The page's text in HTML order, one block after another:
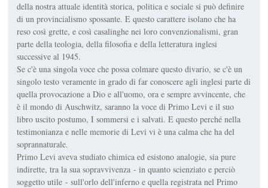
della nostra attuale identità storica, politica e sociale si può definire
di un provincialismo spossante. E questo carattere isolano che ha
reso così grette, e così casalinghe nei loro convenzionalismi, gran
parte della teologia, della filosofia e della letteratura inglesi
successive al 1945.
Se c'è una singola voce che possa colmare questo divario, se c'è un
singolo testo veramente in grado di far conoscere agli inglesi parte di
quella provocazione a Dio e all'uomo, ora e sempre avvincente, che
è il mondo di Auschwitz, saranno la voce di Primo Levi e il suo
libro uscito postumo, I sommersi e i salvati. E questo perché nella
testimonianza e nelle memorie di Levi vi è una calma che ha del
soprannaturale.
Primo Levi aveva studiato chimica ed esistono analogie, sia pure
indirette, tra la sua sopravvivenza - in quanto scienziato e perciò
soggetto utile - sull'orlo dell'inferno e quella registrata nel Primo